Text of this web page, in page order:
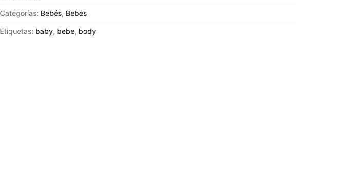
Categorías: Bebés, Bebes
Etiquetas: baby, bebe, body